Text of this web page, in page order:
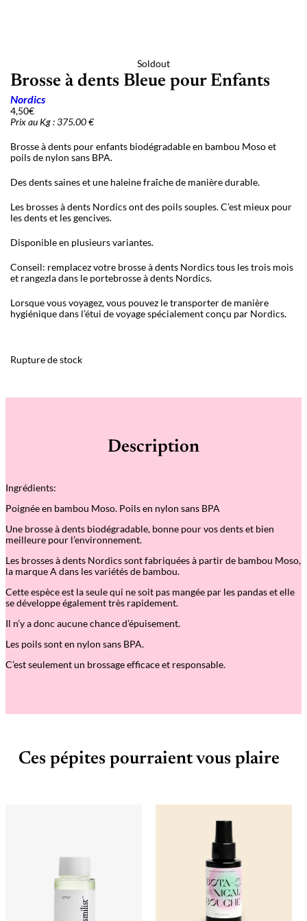
Soldout
Brosse à dents Bleue pour Enfants
Nordics
4,50€
Prix au Kg : 375.00 €
Brosse à dents pour enfants biodégradable en bambou Moso et
poils de nylon sans BPA.
Des dents saines et une haleine fraîche de manière durable.
Les brosses à dents Nordics ont des poils souples. C’est mieux pour
les dents et les gencives.
Disponible en plusieurs variantes.
Conseil: remplacez votre brosse à dents Nordics tous les trois mois
et rangezla dans le portebrosse à dents Nordics.
Lorsque vous voyagez, vous pouvez le transporter de manière
hygiénique dans l’étui de voyage spécialement conçu par Nordics.
Rupture de stock
Description
Ingrédients:
Poignée en bambou Moso. Poils en nylon sans BPA
Une brosse à dents biodégradable, bonne pour vos dents et bien
meilleure pour l’environnement.
Les brosses à dents Nordics sont fabriquées à partir de bambou Moso,
la marque A dans les variétés de bambou.
Cette espèce est la seule qui ne soit pas mangée par les pandas et elle
se développe également très rapidement.
Il n’y a donc aucune chance d’épuisement.
Les poils sont en nylon sans BPA.
C’est seulement un brossage efficace et responsable.
Ces pépites pourraient vous plaire